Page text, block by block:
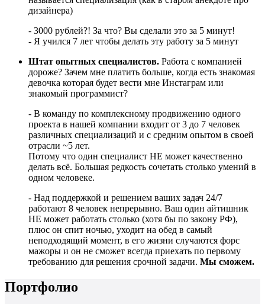
дизайнера)
- 3000 рублей?! За что? Вы сделали это за 5 минут!
- Я учился 7 лет чтобы делать эту работу за 5 минут
Штат опытных специалистов. Работа с компанией
дороже? Зачем мне платить больше, когда есть знакомая
девочка которая будет вести мне Инстаграм или
знакомый программист?
- В команду по комплексному продвижению одного
проекта в нашей компании входит от 3 до 7 человек
различных специализаций и с средним опытом в своей
отрасли ~5 лет.
Потому что один специалист НЕ может качественно
делать всё. Большая редкость сочетать столько умений в
одном человеке.
- Над поддержкой и решением ваших задач 24/7
работают 8 человек непрерывно. Ваш один айтишник
НЕ может работать столько (хотя бы по закону РФ),
плюс он спит ночью, уходит на обед в самый
неподходящий момент, в его жизни случаются форс
мажоры и он не сможет всегда приехать по первому
требованию для решения срочной задачи. Мы сможем.
Портфолио